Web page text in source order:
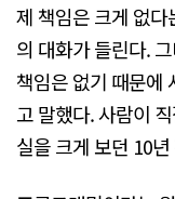
제 책임은 크게 없
의 대화가 들린다.
책임은 없기 때문에
고 말했다. 사람이
실을 크게 보던 10